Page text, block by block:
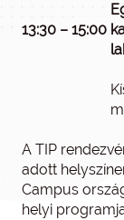
13:30 – 15:00
A TIP
adott
Campus
helyi